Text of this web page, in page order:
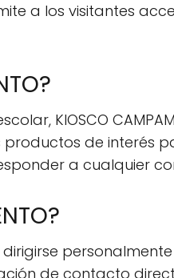
a los visitantes
KIOSCO
de interés
a cualquier
dirigirse
de contacto